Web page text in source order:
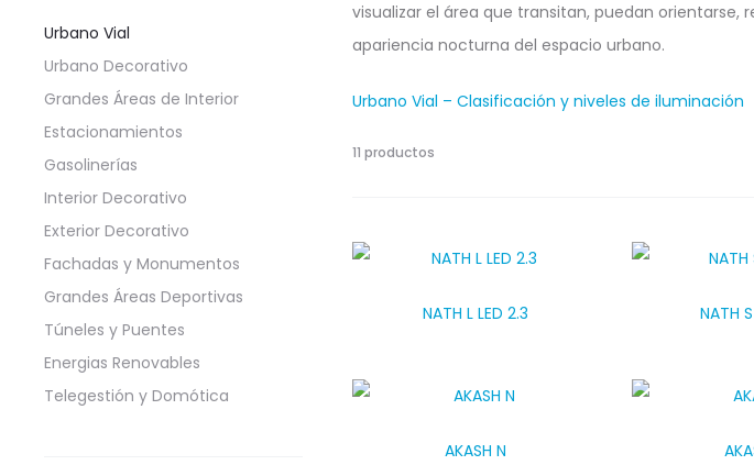
visualizar el área que transitan, puedan
apariencia nocturna del espacio urbano.
Urbano Vial – Clasificación y niveles de iluminación
11 productos
NATH L LED 2.3 NATH
AKASH N
Urbano Vial
Urbano Decorativo
Grandes Áreas de Interior
Estacionamientos
Gasolinerías
Interior Decorativo
Exterior Decorativo
Fachadas y Monumentos
Grandes Áreas Deportivas
Túneles y Puentes
Energias Renovables
Telegestión y Domótica